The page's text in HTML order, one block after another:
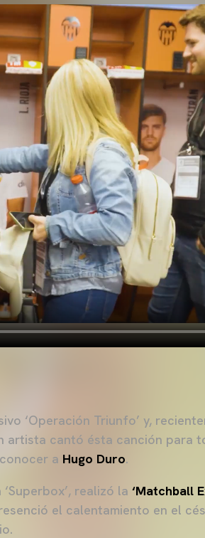
‘Operación Triunfo’ y,
artista cantó ésta canción para
a Hugo Duro.
realizó la ‘Matchball
el calentamiento en el